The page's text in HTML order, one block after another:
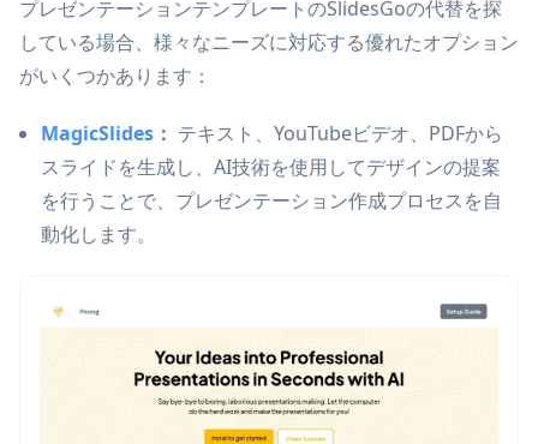
プレゼンテーションテンプレートのSlidesGoの代替を探
している場合、様々なニーズに対応する優れたオプション
がいくつかあります：
MagicSlides ： テキスト、YouTubeビデオ、PDFから
スライドを生成し、AI技術を使用してデザインの提案
を行うことで、プレゼンテーション作成プロセスを自
動化します。